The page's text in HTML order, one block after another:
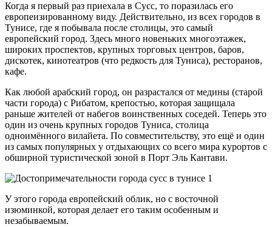
Когда я первый раз приехала в Сусс, то поразилась его
европеизированному виду. Действительно, из всех городов в
Тунисе, где я побывала после столицы, это самый
европейский город. Здесь много новеньких многоэтажек,
широких проспектов, крупных торговых центров, баров,
дискотек, кинотеатров (что редкость для Туниса), ресторанов,
кафе.
Как любой арабский город, он разрастался от медины (старой
части города) с Рибатом, крепостью, которая защищала
раньше жителей от набегов воинственных соседей. Теперь это
один из очень крупных городов Туниса, столица
одноимённого вилайета. По совместительству, это ещё и один
из самых популярных у отдыхающих со всего мира курортов с
обширной туристической зоной в Порт Эль Кантави.
У этого города европейский облик, но с восточной
изюминкой, которая делает его таким особенным и
незабываемым.